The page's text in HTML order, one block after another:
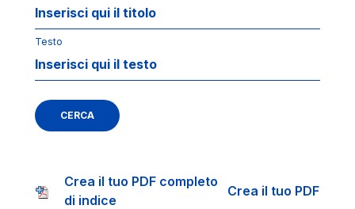
Testo
CERCA
Crea il tuo PDF completo
di indice
Crea il tuo PDF